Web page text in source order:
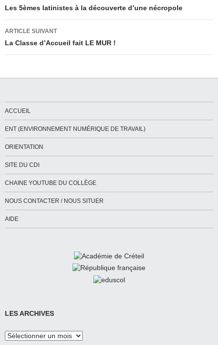
des
articles
Les 5èmes latinistes à la découverte d’une nécropole
ARTICLE SUIVANT
La Classe d’Accueil fait LE MUR !
ACCUEIL
ENT (ENVIRONNEMENT NUMÉRIQUE DE TRAVAIL)
ORIENTATION
SITE DU CDI
CHAINE YOUTUBE DU COLLÈGE
NOUS CONTACTER / NOUS SITUER
AIDE
LES ARCHIVES
Les